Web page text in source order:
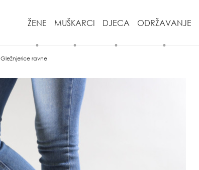
ŽENE MUŠKARCI DJECA ODRŽAVANJE
Gležnjerice ravne